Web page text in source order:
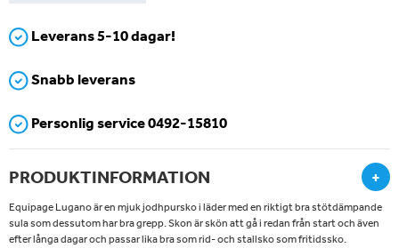
Leverans 5-10 dagar!
Snabb leverans
Personlig service 0492-15810
PRODUKTINFORMATION +
Equipage Lugano är en mjuk jodhpursko i läder med en riktigt bra stötdämpande
sula som dessutom har bra grepp. Skon är skön att gå i redan från start och även
efter långa dagar och passar lika bra som rid- och stallsko som fritidssko.